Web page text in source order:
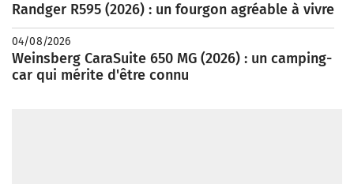
Randger R595 (2026) : un fourgon agréable à vivre
04/08/2026
Weinsberg CaraSuite 650 MG (2026) : un camping-
car qui mérite d'être connu